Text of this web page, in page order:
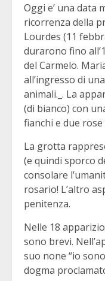
Oggi e’ una data
ricorrenza della
Lourdes (11
durarono fino
del Carmelo.
all’ingresso di
animali._. La
(di bianco) con
fianchi e due rose
La grotta
(e quindi sporco
consolare
rosario! L’altro
penitenza.
Nelle 18
sono brevi.
suo none “io
dogma